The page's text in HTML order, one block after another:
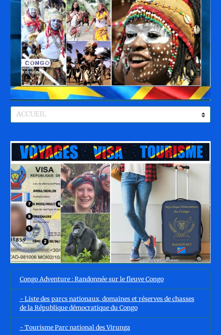
Congo Adventure : Randonnée sur le fleuve Congo
- Liste des parcs nationaux, domaines et réserves de chasses
de la République démocratique du Congo
- Tourisme Parc national des Virunga